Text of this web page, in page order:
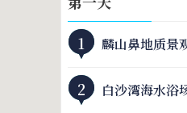
1
麟山鼻地质景
2 白沙湾海水浴